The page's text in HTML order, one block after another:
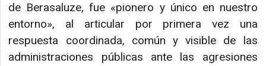
de Berasaluze, fue «pionero y único en nuestro
entorno», al articular por primera vez una
respuesta coordinada, común y visible de las
administraciones públicas ante las agresiones